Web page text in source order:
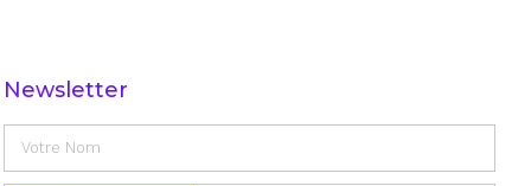
Newsletter